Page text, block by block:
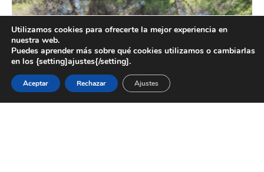
Reservar
Utilizamos cookies para ofrecerte la mejor experiencia en
nuestra web.
Puedes aprender más sobre qué cookies utilizamos o cambiarlas
en los {setting]ajustes{/setting].
Aceptar Rechazar Ajustes